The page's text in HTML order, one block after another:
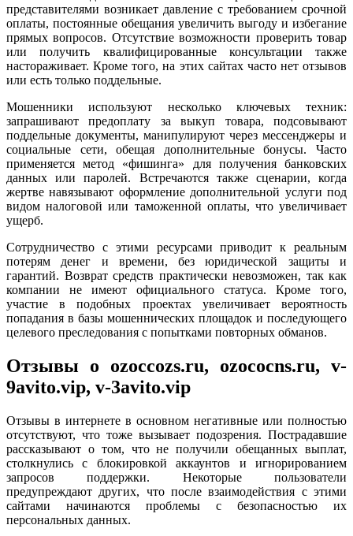
представителями возникает давление с требованием срочной
оплаты, постоянные обещания увеличить выгоду и избегание
прямых вопросов. Отсутствие возможности проверить товар
или получить квалифицированные консультации также
настораживает. Кроме того, на этих сайтах часто нет отзывов
или есть только поддельные.
Мошенники используют несколько ключевых техник:
запрашивают предоплату за выкуп товара, подсовывают
поддельные документы, манипулируют через мессенджеры и
социальные сети, обещая дополнительные бонусы. Часто
применяется метод «фишинга» для получения банковских
данных или паролей. Встречаются также сценарии, когда
жертве навязывают оформление дополнительной услуги под
видом налоговой или таможенной оплаты, что увеличивает
ущерб.
Сотрудничество с этими ресурсами приводит к реальным
потерям денег и времени, без юридической защиты и
гарантий. Возврат средств практически невозможен, так как
компании не имеют официального статуса. Кроме того,
участие в подобных проектах увеличивает вероятность
попадания в базы мошеннических площадок и последующего
целевого преследования с попытками повторных обманов.
Отзывы о ozoccozs.ru, ozococns.ru, v-
9avito.vip, v-3avito.vip
Отзывы в интернете в основном негативные или полностью
отсутствуют, что тоже вызывает подозрения. Пострадавшие
рассказывают о том, что не получили обещанных выплат,
столкнулись с блокировкой аккаунтов и игнорированием
запросов поддержки. Некоторые пользователи
предупреждают других, что после взаимодействия с этими
сайтами начинаются проблемы с безопасностью их
персональных данных.